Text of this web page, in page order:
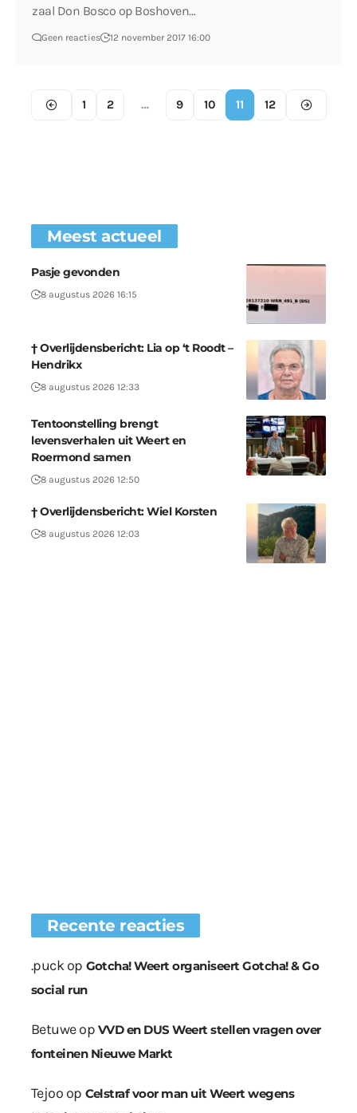
zaal Don Bosco op Boshoven…
Geen reacties 12 november 2017 16:00
1 2 … 9 10 11 12
Meest actueel
Pasje gevonden
8 augustus 2026 16:15
† Overlijdensbericht: Lia op ‘t Roodt –
Hendrikx
8 augustus 2026 12:33
Tentoonstelling brengt
levensverhalen uit Weert en
Roermond samen
8 augustus 2026 12:50
† Overlijdensbericht: Wiel Korsten
8 augustus 2026 12:03
Recente reacties
.puckop Gotcha! Weert organiseert Gotcha! & Go
social run
Betuweop VVD en DUS Weert stellen vragen over
fonteinen Nieuwe Markt
Tejoo op Celstraf voor man uit Weert wegens